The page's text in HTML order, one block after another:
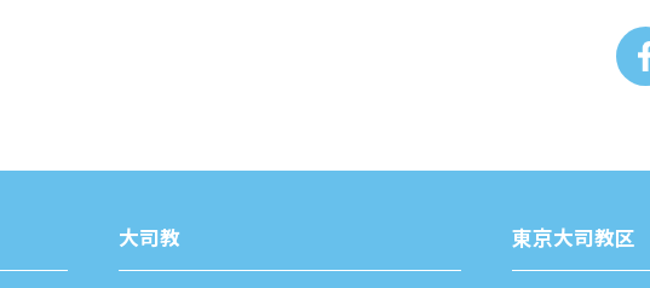
⼤司教 東京⼤司教区